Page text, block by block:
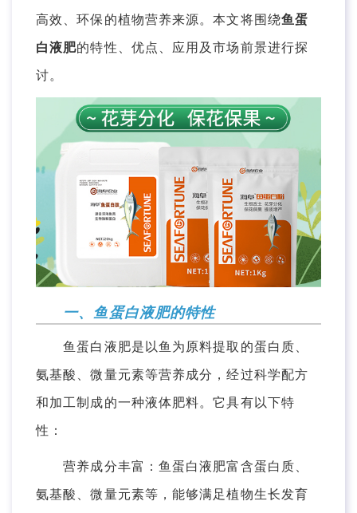
高效、环保的植物营养来源。本文将围绕鱼蛋
白液肥的特性、优点、应用及市场前景进行探
讨。
一、鱼蛋白液肥的特性
鱼蛋白液肥是以鱼为原料提取的蛋白质、
氨基酸、微量元素等营养成分，经过科学配方
和加工制成的一种液体肥料。它具有以下特
性：
营养成分丰富：鱼蛋白液肥富含蛋白质、
氨基酸、微量元素等，能够满足植物生长发育